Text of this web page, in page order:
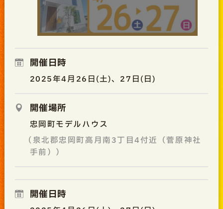
開催日時
2025年4月26日(土)、27日(日)
開催場所
忠岡町モデルハウス
（泉北郡忠岡町高月南3丁目4付近（菅原神社
手前））
開催日時